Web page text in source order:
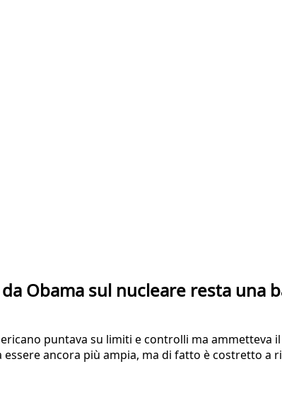
Obama sul nucleare resta una
puntava su limiti e controlli ma
ancora più ampia, ma di fatto è costretto a